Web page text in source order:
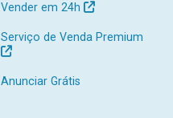
Vender em 24h
Serviço de Venda Premium
Anunciar Grátis